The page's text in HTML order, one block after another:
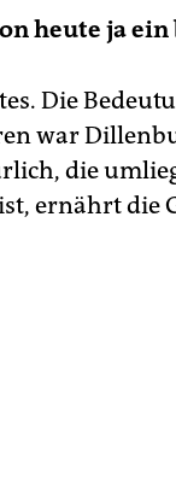
heute ja ein
Die
war
die
ernährt die